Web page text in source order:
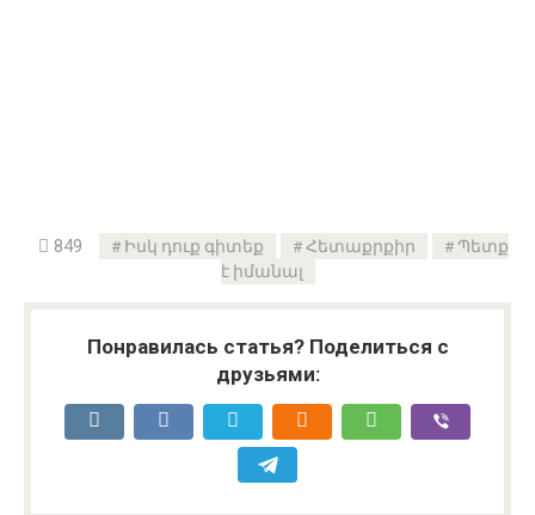
849 Իսկ դուք գիտեք Հետաքրքիր
Պետք
է իմանալ
Понравилась статья? Поделиться с
друзьями: